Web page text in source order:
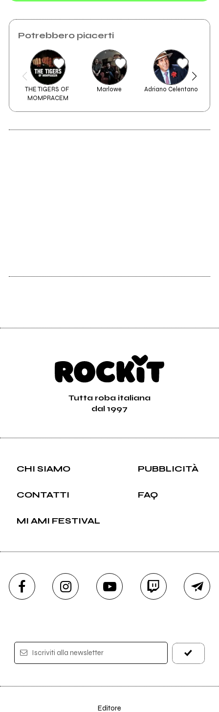
2019
Thimbles / Ossa
Glossolalia
Potrebbero piacerti
THE TIGERS OF
MOMPRACEM
Marlowe Adriano Celentano
Tutta roba italiana
dal 1997
CHI SIAMO PUBBLICITÀ
CONTATTI FAQ
MI AMI FESTIVAL
Iscriviti alla newsletter
Editore